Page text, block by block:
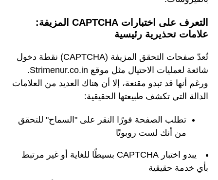
التعرف على اختبارات CAPTCHA المزيفة:
علامات تحذيرية رئيسية
تُعدّ صفحات التحقق المزيفة (CAPTCHA) نقطة دخول
شائعة لعمليات الاحتيال مثل موقع Strimenur.co.in.
ورغم أنها قد تبدو مقنعة، إلا أن هناك العديد من العلامات
الدالة التي تكشف طبيعتها الحقيقية:
تطلب الصفحة فورًا النقر على "السماح" للتحقق
من أنك لست روبوتًا
يبدو اختبار CAPTCHA بسيطًا للغاية أو غير مرتبط
بأي خدمة حقيقية